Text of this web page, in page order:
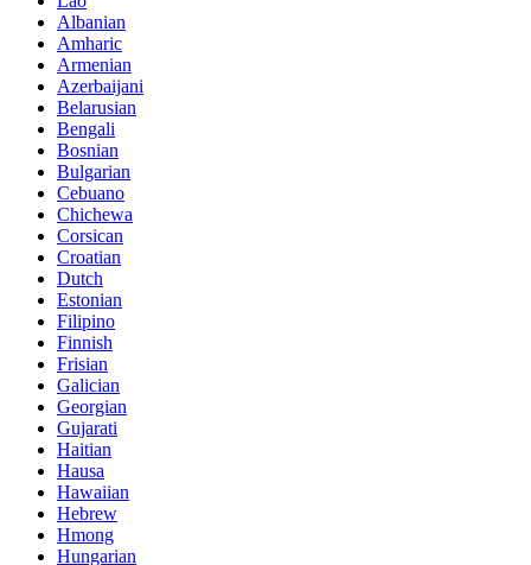
Albanian
Amharic
Armenian
Azerbaijani
Belarusian
Bengali
Bosnian
Bulgarian
Cebuano
Chichewa
Corsican
Croatian
Dutch
Estonian
Filipino
Finnish
Frisian
Galician
Georgian
Gujarati
Haitian
Hausa
Hawaiian
Hebrew
Hmong
Hungarian